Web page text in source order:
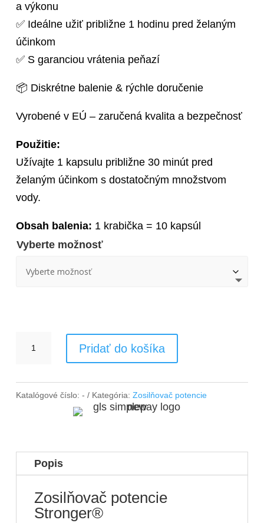
a výkonu
✅ Ideálne užiť približne 1 hodinu pred želaným
účinkom
✅ S garanciou vrátenia peňazí
📦 Diskrétne balenie & rýchle doručenie
Vyrobené v EÚ – zaručená kvalita a bezpečnosť
Použitie:
Užívajte 1 kapsulu približne 30 minút pred
želaným účinkom s dostatočným množstvom
vody.
Obsah balenia: 1 krabička = 10 kapsúl
Vyberte možnosť
Stronger®
Pridať do košíka
Katalógové číslo: - Kategória: Zosilňovač potencie
Popis
Zosilňovač potencie
Stronger®